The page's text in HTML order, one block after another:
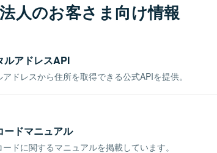
人のお客さま向け情報
ルアドレスAPI
ドレスから住所を取得できる公式APIを提供。
ードマニュアル
ドに関するマニュアルを掲載しています。